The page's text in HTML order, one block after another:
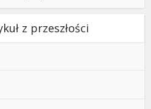
z przeszłości